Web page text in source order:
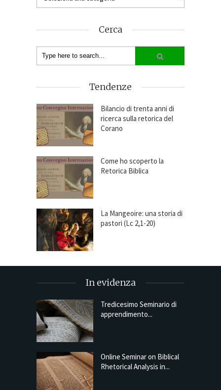
Cerca
Tendenze
Bilancio di trenta anni di
ricerca sulla retorica del
Corano
Come ho scoperto la
Retorica Biblica
La Mangeoire: una storia di
pastori (Lc 2,1-20)
In evidenza
Tredicesimo Seminario di
apprendimento...
Online Seminar on Biblical
Rhetorical Analysis in...